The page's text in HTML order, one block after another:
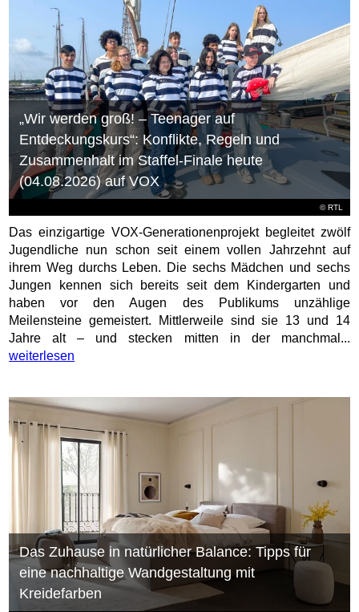
©RTL
„Wir werden groß! – Teenager auf
Entdeckungskurs“: Konflikte, Regeln und
Zusammenhalt im Staffel-Finale heute
(04.08.2026) auf VOX
Das einzigartige VOX-Generationenprojekt begleitet zwölf
Jugendliche nun schon seit einem vollen Jahrzehnt auf
ihrem Weg durchs Leben. Die sechs Mädchen und sechs
Jungen kennen sich bereits seit dem Kindergarten und
haben vor den Augen des Publikums unzählige
Meilensteine gemeistert. Mittlerweile sind sie 13 und 14
Jahre alt – und stecken mitten in der manchmal...
weiterlesen
Das Zuhause in natürlicher Balance: Tipps für
eine nachhaltige Wandgestaltung mit
Kreidefarben